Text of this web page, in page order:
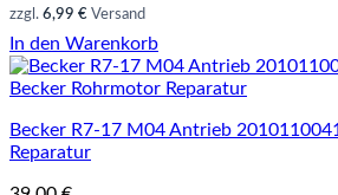
zzgl. 6,99 € Versand
In den Warenkorb
Becker Rohrmotor Reparatur
Becker R7-17 M04 Antrieb
Reparatur